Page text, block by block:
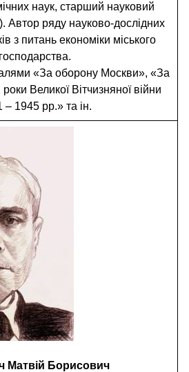
наук, старший науковий
Автор ряду науково-дослідних
з питань економіки міського
господарства.
«За оборону Москви», «За
Великої Вітчизняної війни
– 1945 рр.» та ін.
Матвій Борисович